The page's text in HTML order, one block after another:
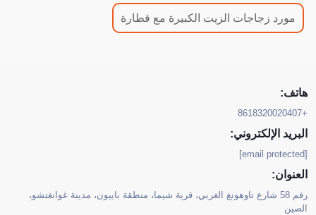
مورد زجاجات الزيت الكبيرة مع قطارة
هاتف:
+8618320020407
البريد الإلكتروني:
[email protected]
العنوان:
رقم 58 شارع تاوهونغ الغربي، قرية شيما، منطقة باييون، مدينة غوانغتشو،
الصين